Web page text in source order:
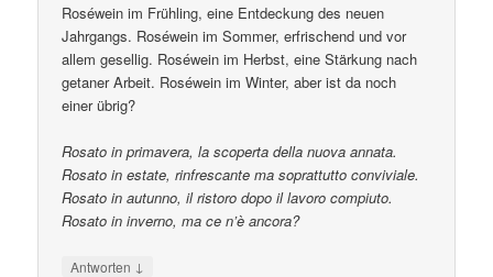
Roséwein im Frühling, eine Entdeckung des neuen
Jahrgangs. Roséwein im Sommer, erfrischend und vor
allem gesellig. Roséwein im Herbst, eine Stärkung nach
getaner Arbeit. Roséwein im Winter, aber ist da noch
einer übrig?
Rosato in primavera, la scoperta della nuova annata.
Rosato in estate, rinfrescante ma soprattutto conviviale.
Rosato in autunno, il ristoro dopo il lavoro compiuto.
Rosato in inverno, ma ce n’è ancora?
Antworten ↓